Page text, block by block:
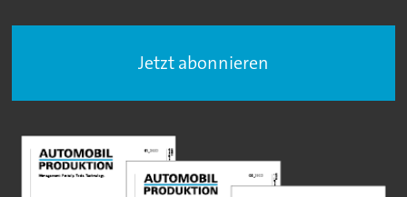
Jetzt abonnieren